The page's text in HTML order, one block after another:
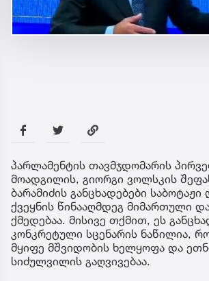
პარლამენტის თავმჯდომარის
მოადგილის, გიორგი ვოლსკის
ბარამიძის განცხადებები საბოტაჟი
ქვეყნის წინააღმდეგ მიმართული
ქმედებაა. მისივე თქმით, ეს
კონკრეტული სცენარის ნაწილია,
მყიფე მშვიდობის ხელყოფა და
სიძულვილის გაღვივებაა.